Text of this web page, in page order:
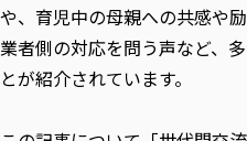
や、育児中の母親への共感や
業者側の対応を問う声など、
とが紹介されています。